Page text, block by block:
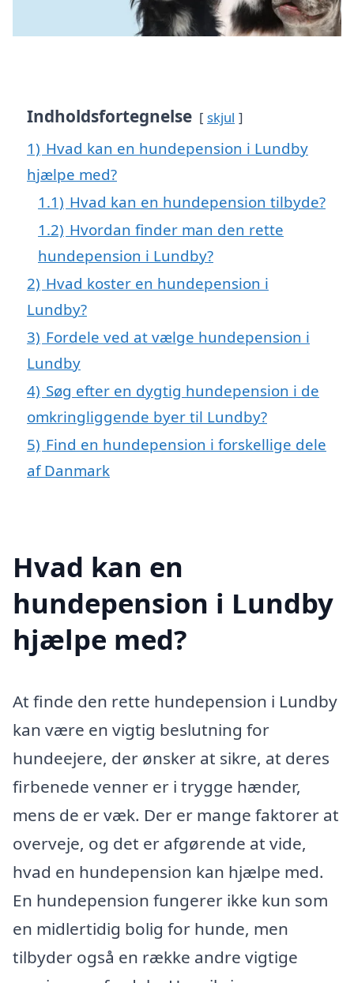
Indholdsfortegnelse skjul
1) Hvad kan en hundepension i Lundby
hjælpe med?
1.1) Hvad kan en hundepension tilbyde?
1.2) Hvordan finder man den rette
hundepension i Lundby?
2) Hvad koster en hundepension i
Lundby?
3) Fordele ved at vælge hundepension i
Lundby
4) Søg efter en dygtig hundepension i de
omkringliggende byer til Lundby?
5) Find en hundepension i forskellige dele
af Danmark
Hvad kan en
hundepension i Lundby
hjælpe med?
At finde den rette hundepension i Lundby
kan være en vigtig beslutning for
hundeejere, der ønsker at sikre, at deres
firbenede venner er i trygge hænder,
mens de er væk. Der er mange faktorer at
overveje, og det er afgørende at vide,
hvad en hundepension kan hjælpe med.
En hundepension fungerer ikke kun som
en midlertidig bolig for hunde, men
tilbyder også en række andre vigtige